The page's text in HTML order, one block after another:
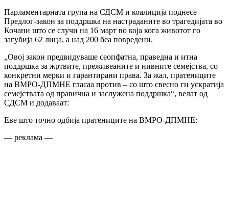
Парламентарната група на СДСМ и коалиција поднесе
Предлог-закон за поддршка на настраданите во трагедијата во
Кочани што се случи на 16 март во која кога животот го
загубија 62 лица, а над 200 беа повредени.
„Овој закон предвидуваше сеопфатна, праведна и итна
поддршка за жртвите, преживеаните и нивните семејства, со
конкретни мерки и гарантирани права. За жал, пратениците
на ВМРО-ДПМНЕ гласаа против – со што свесно ги ускратија
семејствата од правична и заслужена поддршка“, велат од
СДСМ и додаваат:
Еве што точно одбија пратениците на ВМРО-ДПМНЕ:
— реклама —